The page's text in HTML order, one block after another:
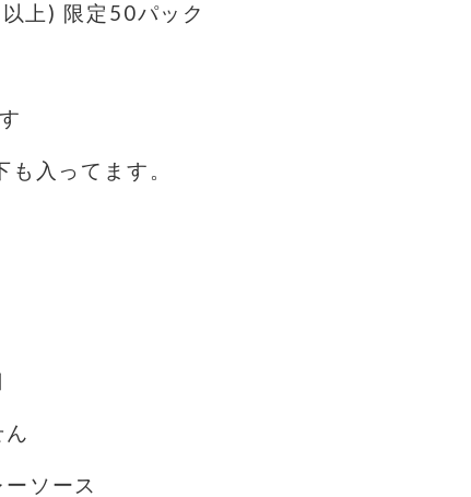
上) 限定50パック
入ってます。
ソース